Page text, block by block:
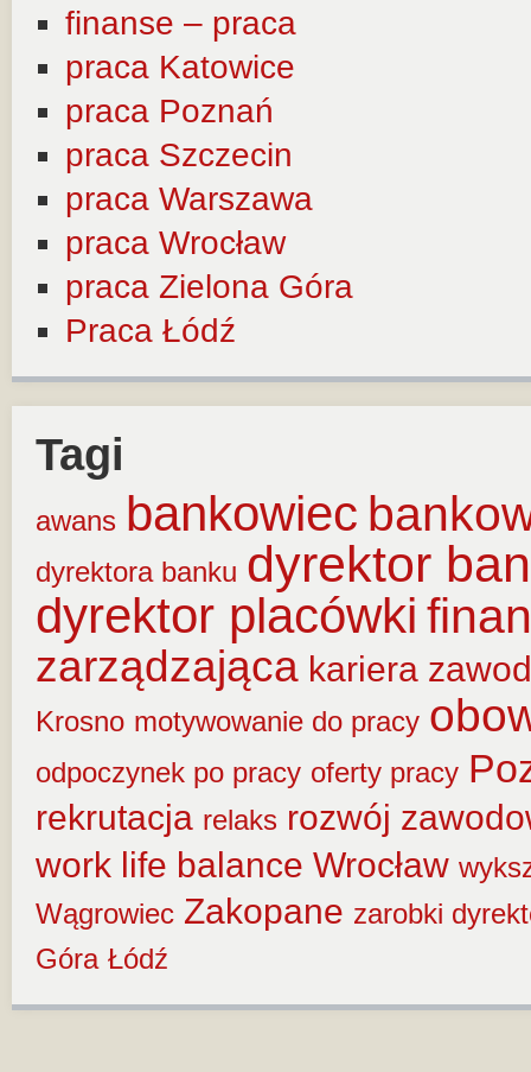
finanse – praca
praca Katowice
praca Poznań
praca Szczecin
praca Warszawa
praca Wrocław
praca Zielona Góra
Praca Łódź
Tagi
awans bankowiec
dyrektora banku dyrektor
dyrektor placówki
zarządzająca kariera
Krosno motywowanie do pracy
odpoczynek po pracy oferty pracy
rekrutacja relaks rozwój
work life balance Wrocław
Wągrowiec Zakopane zarobki
Góra Łódź